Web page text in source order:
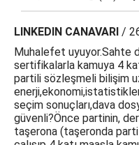
LINKEDIN CANAVARI /
Muhalefet uyuyor.Sahte
sertifikalarla kamuya 4
partili sözleşmeli bilişim
seçim sonuçları,dava
güvenli?Önce partinin,
taşerona (taşeronda